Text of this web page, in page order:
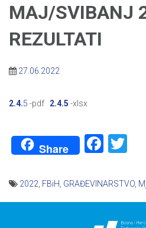
MAJ/SVIBANJ
REZULTATI
27.06.2022
2.4.5 -pdf 2.4.5 -xlsx
Share
2022 FBiH GRAĐEVINARSTVO